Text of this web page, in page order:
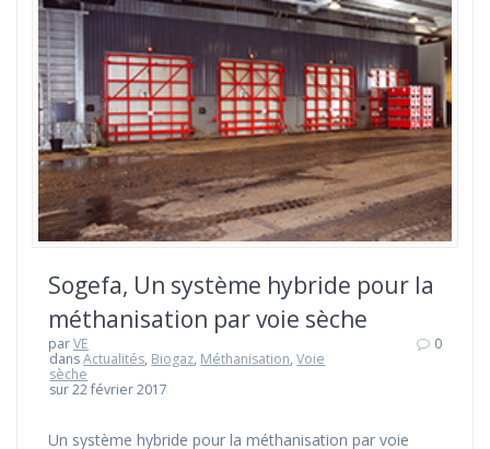
Sogefa, Un système hybride pour la
méthanisation par voie sèche
parVE
dansActualités, Biogaz, Méthanisation,Voie
sèche
sur 22 février 2017
0
Un système hybride pour la méthanisation par voie